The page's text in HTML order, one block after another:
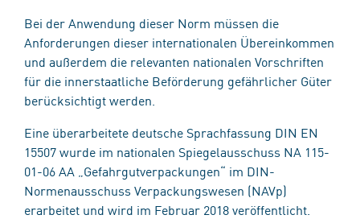
Bei der Anwendung dieser Norm müssen die
Anforderungen dieser internationalen Übereinkommen
und außerdem die relevanten nationalen Vorschriften
für die innerstaatliche Beförderung gefährlicher Güter
berücksichtigt werden.
Eine überarbeitete deutsche Sprachfassung DIN EN
15507 wurde im nationalen Spiegelausschuss NA 115-
01-06 AA „Gefahrgutverpackungen“ im DIN-
Normenausschuss Verpackungswesen (NAVp)
erarbeitet und wird im Februar 2018 veröffentlicht.